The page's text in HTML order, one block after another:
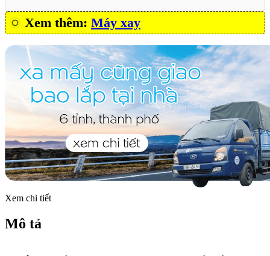
Xem thêm: Máy xay
Xem chi tiết
Mô tả